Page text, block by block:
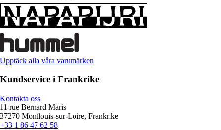
Upptäck alla våra varumärken
Kundservice i Frankrike
Kontakta oss
11 rue Bernard Maris
37270 Montlouis-sur-Loire, Frankrike
+33 1 86 47 62 58